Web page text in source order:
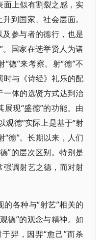
面上似有割裂之感，实
到国家、社会层面。
及参与者的德行，也是
。国家在选举贤人为诸
德”来考察。射“德”不
与《诗经》礼乐的配
体的选贤方式达到治
现“盛德”的功能。由
观德”实际上是基于“射
“德”。长期以来，人们
”的层次区别。特别是
强调射艺之德，而对射
各种与“射艺”相关的
德”的观念与精神。如
羿，因羿“愈己”而杀